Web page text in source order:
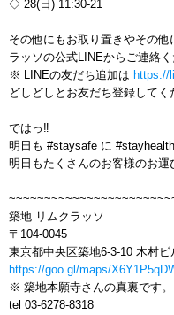
◇ 28(日) 11:30-21
その他にもお取り置きやその
ラッソの公式LINEからご連絡
※ LINEの友だち追加は https://
どしどしとお友だち登録してく
ではっ‼️
明日も #staysafe に
明日もたくさんのお客様のお
築地 リムクラッソ
〒104-0045
東京都中央区築地6-3-10 木村ビ
https://goo.gl/maps/
※ 築地本願寺さんの真裏です。
tel 03-6278-8318